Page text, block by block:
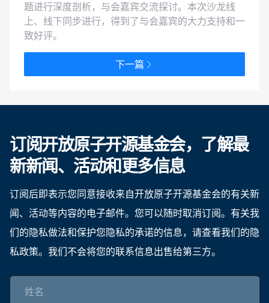
题进行深度剖析，与会嘉宾交流探讨。本次沙龙线
上、线下同步进行，得到了与会嘉宾的大力支持和一
致好评。
下一篇
订阅开放原子开源基金会，了解最
新新闻、活动和更多信息
订阅后即表示您同意接收来自开放原子开源基金会的有关新
闻、活动等内容的电子邮件。您可以随时取消订阅。有关我
们的隐私做法和保护您隐私的承诺的信息，请查看我们的隐
私政策。我们不会将您的联系信息出售给第三方。